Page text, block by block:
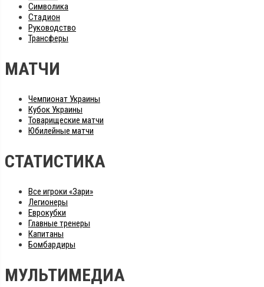
Символика
Стадион
Руководство
Трансферы
МАТЧИ
Чемпионат Украины
Кубок Украины
Товарищеские матчи
Юбилейные матчи
СТАТИСТИКА
Все игроки «Зари»
Легионеры
Еврокубки
Главные тренеры
Капитаны
Бомбардиры
МУЛЬТИМЕДИА